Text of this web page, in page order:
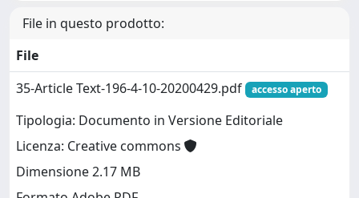
File in questo prodotto:
File
35-Article Text-196-4-10-20200429.pdf
accesso aperto
Tipologia: Documento in Versione Editoriale
Licenza: Creative commons
Dimensione 2.17 MB